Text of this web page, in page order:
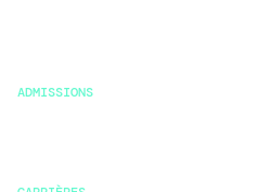
ADMISSIONS